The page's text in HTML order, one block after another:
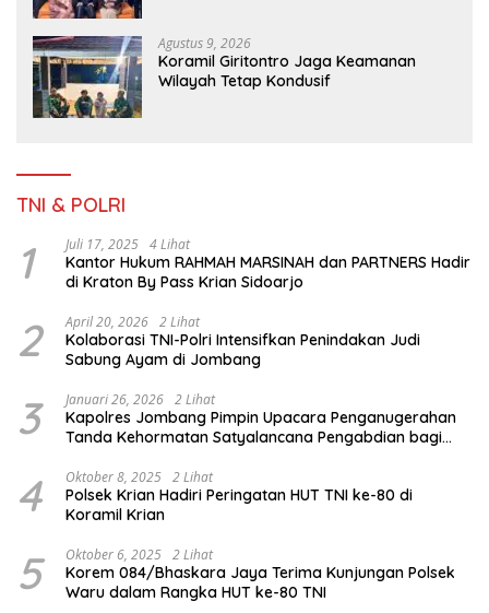
Agustus 9, 2026
Koramil Giritontro Jaga Keamanan
Wilayah Tetap Kondusif
TNI & POLRI
1 Juli 17, 2025 4 Lihat
Kantor Hukum RAHMAH MARSINAH dan PARTNERS Hadir
di Kraton By Pass Krian Sidoarjo
2 April 20, 2026 2 Lihat
Kolaborasi TNI-Polri Intensifkan Penindakan Judi
Sabung Ayam di Jombang
3 Januari 26, 2026 2 Lihat
Kapolres Jombang Pimpin Upacara Penganugerahan
Tanda Kehormatan Satyalancana Pengabdian bagi
4 Oktober 8, 2025 2 Lihat
Polsek Krian Hadiri Peringatan HUT TNI ke-80 di
Koramil Krian
5 Oktober 6, 2025 2 Lihat
Korem 084/Bhaskara Jaya Terima Kunjungan Polsek